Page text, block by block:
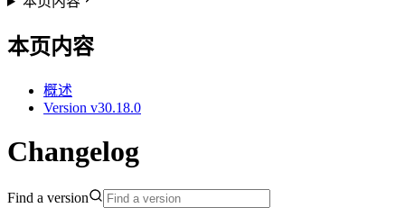
本页内容
概述
Version v30.18.0
Changelog
Find a version